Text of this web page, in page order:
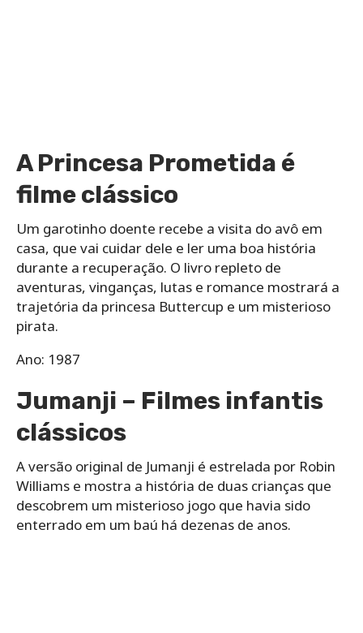
A Princesa Prometida é
filme clássico
Um garotinho doente recebe a visita do avô em
casa, que vai cuidar dele e ler uma boa história
durante a recuperação. O livro repleto de
aventuras, vinganças, lutas e romance mostrará a
trajetória da princesa Buttercup e um misterioso
pirata.
Ano: 1987
Jumanji – Filmes infantis
clássicos
A versão original de Jumanji é estrelada por Robin
Williams e mostra a história de duas crianças que
descobrem um misterioso jogo que havia sido
enterrado em um baú há dezenas de anos.